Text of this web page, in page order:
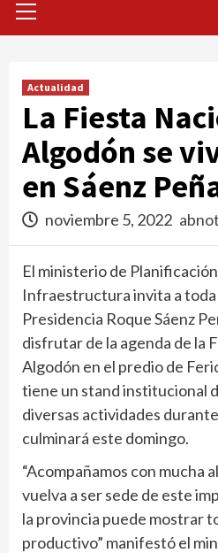
Menu
Actualidad
La Fiesta
Algodón se
en Sáenz
noviembre 5, 2022
El ministerio de
Infraestructura invita a toda
Presidencia Roque Sáenz
disfrutar de la agenda de la
Algodón en el predio de
tiene un stand institucional
diversas actividades
culminará este domingo.
“Acompañamos con mucha
vuelva a ser sede de este
la provincia puede mostrar
productivo” manifestó el